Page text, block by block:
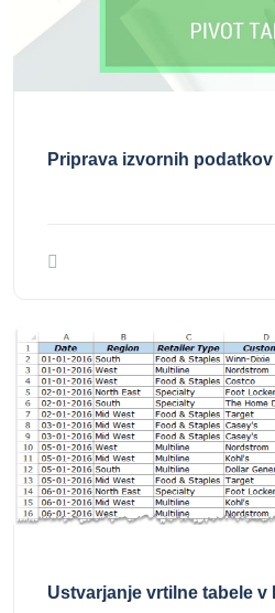
Priprava izvornih
Ustvarjanje vrtilne tabele v